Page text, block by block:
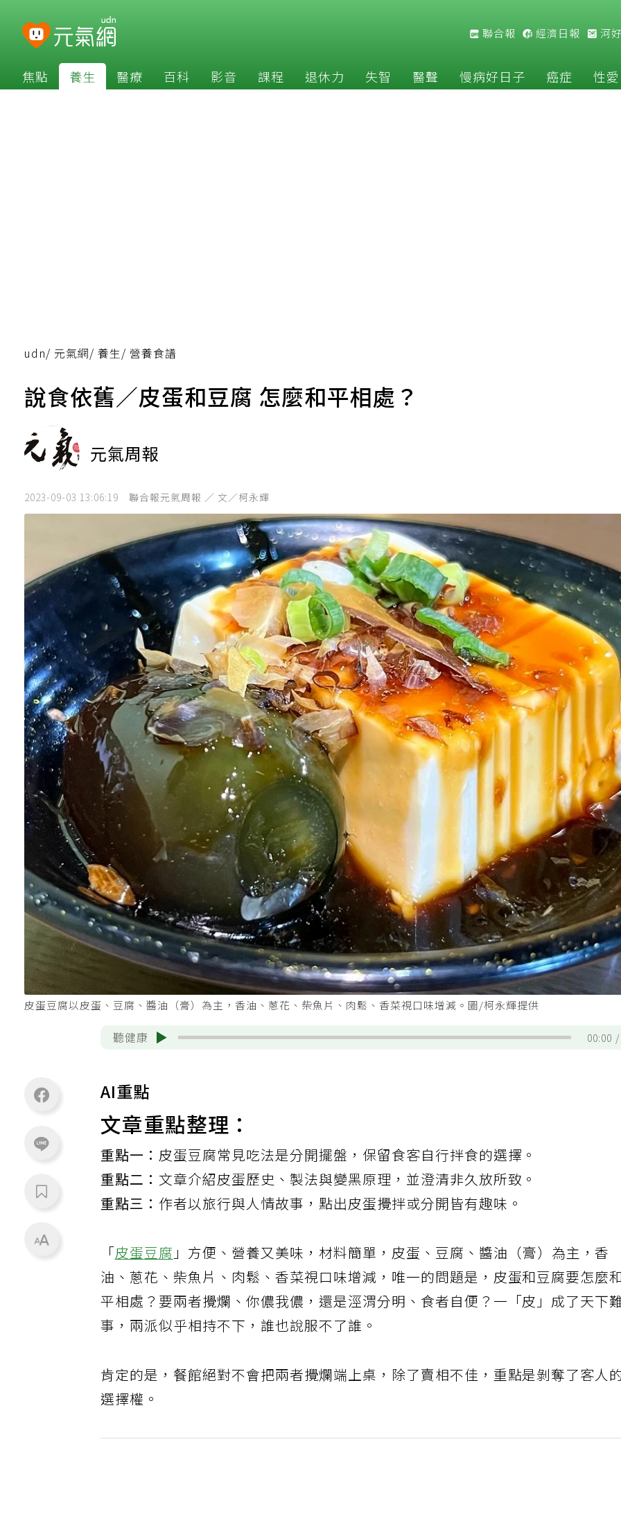
聯合報 經濟日報 河
焦點 養生 醫療 百科 影音 課程 退休力 失智 醫聲 慢病好日子 癌症 性愛
udn/ 元氣網/ 養生/ 營養食譜
說食依舊／皮蛋和豆腐 怎麼和平相處？
元氣周報
2023-09-03 13:06:19 聯合報元氣周報 ／ 文／柯永輝
皮蛋豆腐以皮蛋、豆腐、醬油（膏）為主，香油、蔥花、柴魚片、肉鬆、香菜視口味增減。圖/柯永輝提供
聽健康 00:00
AI重點
文章重點整理：
重點一：皮蛋豆腐常見吃法是分開擺盤，保留食客自行拌食的選擇。
重點二： 文章介紹皮蛋歷史、製法與變黑原理，並澄清非久放所致。
重點三： 作者以旅行與人情故事，點出皮蛋攪拌或分開皆有趣味。
「皮蛋豆腐」方便、營養又美味，材料簡單，皮蛋、豆腐、醬油（膏）為主，香
油、蔥花、柴魚片、肉鬆、香菜視口味增減，唯一的問題是，皮蛋和豆腐要怎麼
平相處？要兩者攪爛、你儂我儂，還是涇渭分明、食者自便？一「皮」成了天下
事，兩派似乎相持不下，誰也說服不了誰。
肯定的是，餐館絕對不會把兩者攪爛端上桌，除了賣相不佳，重點是剝奪了客人
選擇權。